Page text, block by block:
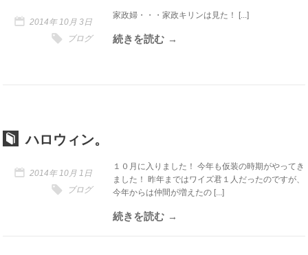
2014年 10月 3日
ブログ
家政婦・・・家政キリンは見た！ [...]
続きを読む
ハロウィン。
2014年 10月 1日
ブログ
１０月に入りました！ 今年も仮装の時期がやってき
ました！ 昨年まではワイズ君１人だったのですが、
今年からは仲間が増えたの [...]
続きを読む